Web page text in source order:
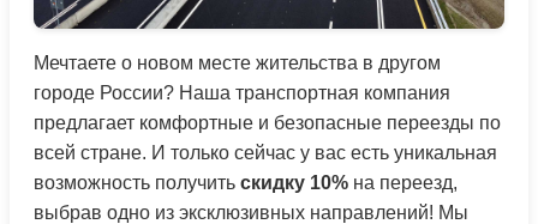
Мечтаете о новом месте жительства в другом
городе России? Наша транспортная компания
предлагает комфортные и безопасные переезды по
всей стране. И только сейчас у вас есть уникальная
возможность получить скидку 10% на переезд,
выбрав одно из эксклюзивных направлений! Мы